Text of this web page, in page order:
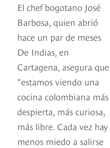
El chef bogotano José
Barbosa, quien abrió
hace un par de meses
De Indias, en
Cartagena, asegura que
“estamos viendo una
cocina colombiana más
despierta, más curiosa,
más libre. Cada vez hay
menos miedo a salirse